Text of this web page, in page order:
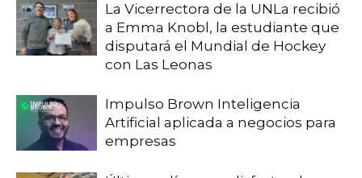
La Vicerrectora de la UNLa recibió
a Emma Knobl, la estudiante que
disputará el Mundial de Hockey
con Las Leonas
Impulso Brown Inteligencia
Artificial aplicada a negocios para
empresas